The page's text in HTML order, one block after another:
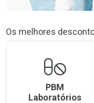
Os melhores
PBM
Laboratórios